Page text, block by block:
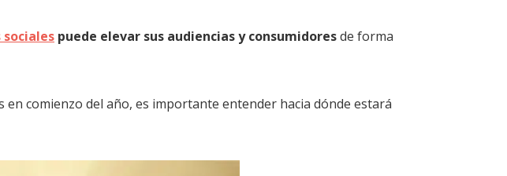
sociales puede elevar sus audiencias y consumidoresde forma
comienzo del año, es importante entender hacia dónde estará